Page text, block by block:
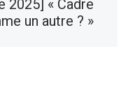
2025] « Cadre
un autre ? »